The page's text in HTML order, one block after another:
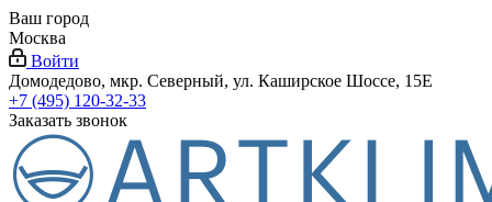
Ваш город
Москва
Войти
Домодедово, мкр. Северный, ул. Каширское Шоссе, 15Е
+7 (495) 120-32-33
Заказать звонок